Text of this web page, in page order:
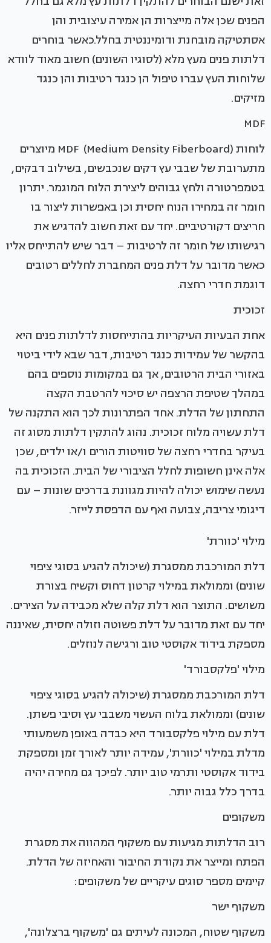
הפנים שכן אלה מייצרות הן אמירה עיצובית והן
אסתטיקה מובחנת ודומיננטית בחלל.כאשר בוחרים
דלתות פנים מעץ מלא (לסוגיו השונים) חשוב מאוד לוודא
שלוחות העץ עברו טיפול הן כנגד רטיבות והן כנגד
מזיקים.
MDF
לוחות (MDF (Medium Density Fiberboard מיוצרים
מתערובת של שבבי עץ דקים שנכבשים, בשילוב דבקים,
בטמפרטורה ולחץ גבוהים ליצירת הלוח המוגמר. יתרון
חומר זה במחירו הנוח יחסית וכן באפשרות ליצור בו
חריצים דקורטיביים. יחד עם זאת חשוב להדגיש את
רגישותו של חומר זה לרטיבות – דבר שיש להתייחס אליו
כאשר מדובר על דלת פנים המחברת לחללים רטובים
דוגמת חדרי רחצה.
זכוכית
אחת הבעיות העיקריות בהתייחסות לדלתות פנים היא
בהקשר של עמידות כנגד רטיבות, דבר שבא לידי ביטוי
באזורי הבית הרטובים, אך גם במקומות נוספים בהם
במהלך שטיפת הרצפה יש סיכוי להרטבת הקצה
התחתון של הדלת. אחד הפתרונות לכך הוא התקנה של
דלת עשויה מלוח זכוכית. נהוג להתקין דלתות מסוג זה
בעיקר בחדרי רחצה של סוויטות הורים ו/או ילדים, שכן
אלה אינן חשופות לחלל הציבורי של הבית. הזכוכית בה
נעשה שימוש יכולה להיות מגוונת בדרכים שונות – עם
דיגומי צריבה, צבועה ואף עם הדפסת לייזר.
מילוי 'כוורת'
דלת המורכבת ממסגרת (שיכולה להגיע בסוגי ציפוי
שונים) וממולאת במילוי קרטון דחוס וקשיח בצורת
משושים. התוצר הוא דלת קלה שלא מכבידה על הצירים.
יחד עם זאת מדובר על דלת פשוטה וזולה יחסית, שאיננה
מספקת בידוד אקוסטי טוב ורגישה לנוזלים.
מילוי 'פלקסבורד'
דלת המורכבת ממסגרת (שיכולה להגיע בסוגי ציפוי
שונים) וממולאת בלוח העשוי משבבי עץ וסיבי פשתן.
דלת עם מילוי פלקסבורד היא כבדה באופן משמעותי
מדלת במילוי 'כוורת', עמידה יותר לאורך זמן ומספקת
בידוד אקוסטי ותרמי טוב יותר. לפיכך גם מחירה יהיה
בדרך כלל גבוה יותר.
משקופים
רוב הדלתות מגיעות עם משקוף המהווה את מסגרת
הפתח ומייצר את נקודת החיבור והאחיזה של הדלת.
קיימים מספר סוגים עיקריים של משקופים:
משקוף ישר
משקוף שטוח, המכונה לעיתים גם 'משקוף ברצלונה',